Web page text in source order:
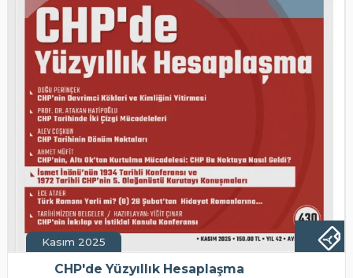
Kasım 2025
CHP'de Yüzyıllık Hesaplaşma